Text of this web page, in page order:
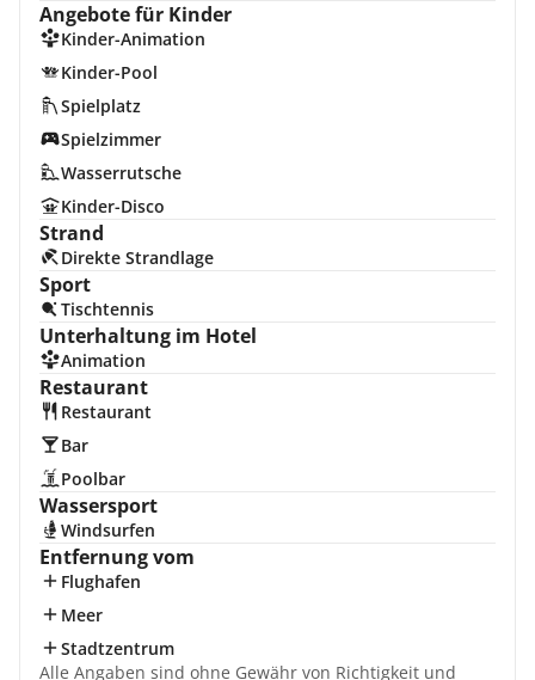
Angebote für Kinder
Kinder-Animation
Kinder-Pool
Spielplatz
Spielzimmer
Wasserrutsche
Kinder-Disco
Strand
Direkte Strandlage
Sport
Tischtennis
Unterhaltung im Hotel
Animation
Restaurant
Restaurant
Bar
Poolbar
Wassersport
Windsurfen
Entfernung vom
Flughafen
Meer
Stadtzentrum
Alle Angaben sind ohne Gewähr von Richtigkeit und